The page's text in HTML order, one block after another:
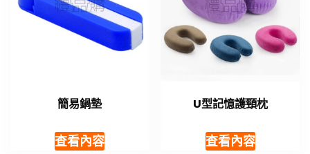
簡易鍋墊
查看內容
U型記憶護頸枕
查看內容